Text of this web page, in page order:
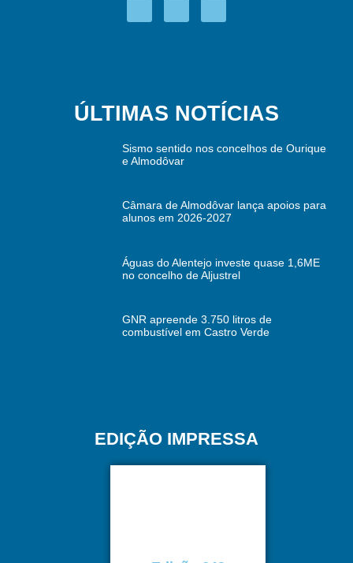
ÚLTIMAS NOTÍCIAS
Sismo sentido nos concelhos de Ourique
e Almodôvar
Câmara de Almodôvar lança apoios para
alunos em 2026-2027
Águas do Alentejo investe quase 1,6ME
no concelho de Aljustrel
GNR apreende 3.750 litros de
combustível em Castro Verde
EDIÇÃO IMPRESSA